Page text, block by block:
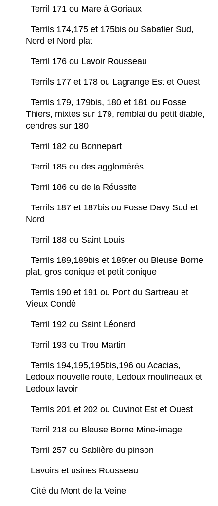
Terril 171 ou Mare à Goriaux
Terrils 174,175 et 175bis ou Sabatier Sud,
Nord et Nord plat
Terril 176 ou Lavoir Rousseau
Terrils 177 et 178 ou Lagrange Est et Ouest
Terrils 179, 179bis, 180 et 181 ou Fosse
Thiers, mixtes sur 179, remblai du petit diable,
cendres sur 180
Terril 182 ou Bonnepart
Terril 185 ou des agglomérés
Terril 186 ou de la Réussite
Terrils 187 et 187bis ou Fosse Davy Sud et
Nord
Terril 188 ou Saint Louis
Terrils 189,189bis et 189ter ou Bleuse Borne
plat, gros conique et petit conique
Terrils 190 et 191 ou Pont du Sartreau et
Vieux Condé
Terril 192 ou Saint Léonard
Terril 193 ou Trou Martin
Terrils 194,195,195bis,196 ou Acacias,
Ledoux nouvelle route, Ledoux moulineaux et
Ledoux lavoir
Terrils 201 et 202 ou Cuvinot Est et Ouest
Terril 218 ou Bleuse Borne Mine-image
Terril 257 ou Sablière du pinson
Lavoirs et usines Rousseau
Cité du Mont de la Veine